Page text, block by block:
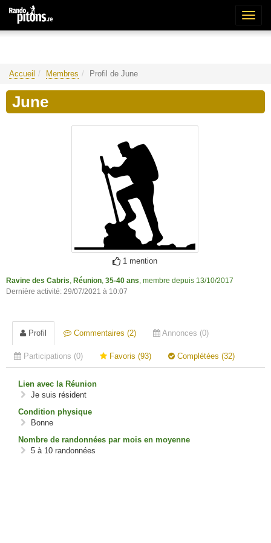
Accueil Membres Profil de June
June
1 mention
Ravine des Cabris Réunion 35-40 ans , membre depuis 13/10/2017
Dernière activité: 29/07/2021 à 10:07
Profil Commentaires (2) Annonces (0)
Participations (0) Favoris (93) Complétées (32)
Lien avec la Réunion
Je suis résident
Condition physique
Bonne
Nombre de randonnées par mois en moyenne
5 à 10 randonnées